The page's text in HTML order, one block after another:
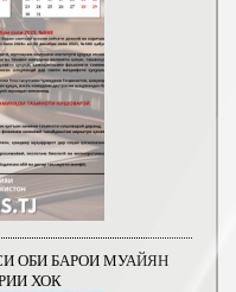
ОБИ БАРОИ МУАЙЯН
ХОК